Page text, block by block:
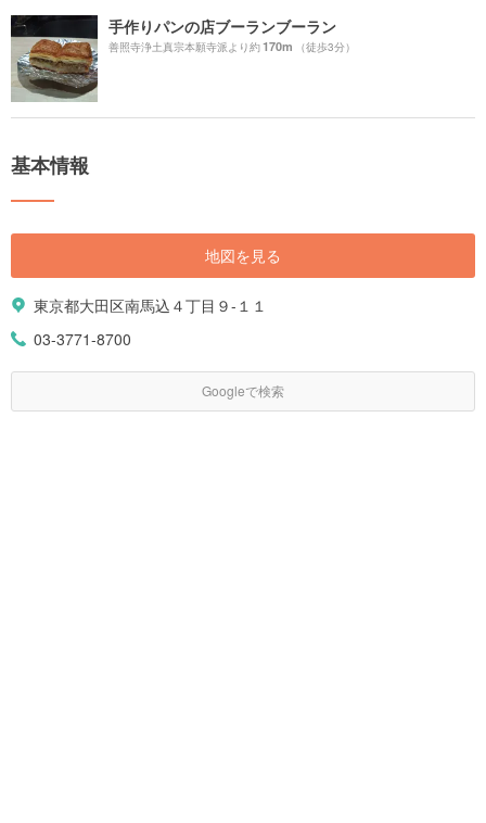
手作りパンの店ブーランブーラン
善照寺浄土真宗本願寺派より約170m （徒歩3分）
基本情報
地図を見る
東京都大田区南馬込４丁目９-１１
03-3771-8700
Googleで検索